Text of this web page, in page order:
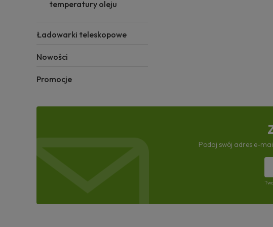
temperatury oleju
Ładowarki teleskopowe
Nowości
Promocje
Podaj swój adres e-